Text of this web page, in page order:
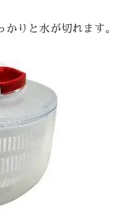
りと水が切れます。